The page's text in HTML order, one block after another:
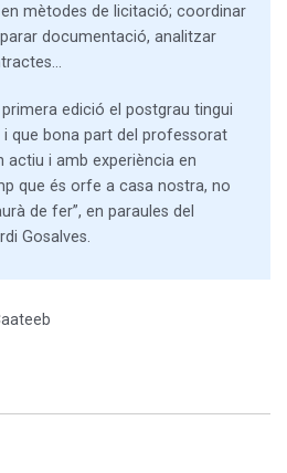
en mètodes de licitació; coordinar
documentació, analitzar
edició el postgrau tingui
que bona part del professorat
actiu i amb experiència en
que és orfe a casa nostra, no
de fer”, en paraules del
Gosalves.